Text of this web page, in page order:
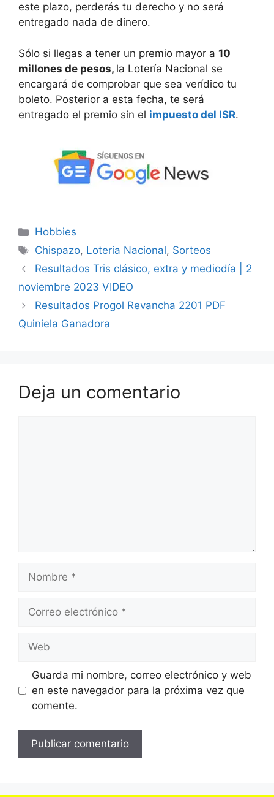
este plazo, perderás tu derecho y no será
entregado nada de dinero.
Sólo si llegas a tener un premio mayor a 10
millones de pesos, la Lotería Nacional se
encargará de comprobar que sea verídico tu
boleto. Posterior a esta fecha, te será
entregado el premio sin el impuesto del ISR.
Categorías
Hobbies
Etiquetas
Chispazo, Loteria Nacional, Sorteos
Resultados Tris clásico, extra y mediodía | 2
noviembre 2023 VIDEO
Resultados Progol Revancha 2201 PDF
Quiniela Ganadora
Deja un comentario
Nombre
Correo
Web
Guarda mi nombre, correo electrónico y web
en este navegador para la próxima vez que
comente.